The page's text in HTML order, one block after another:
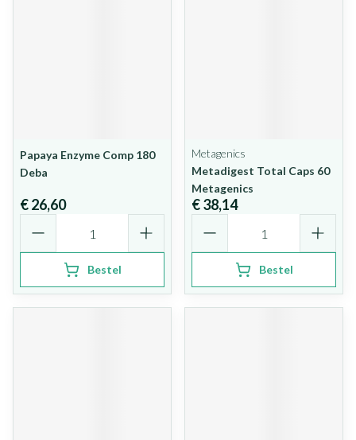
Papaya Enzyme Comp 180
Deba
€ 26,60
Bestel
Metagenics
Metadigest Total Caps 60
Metagenics
€ 38,14
Bestel